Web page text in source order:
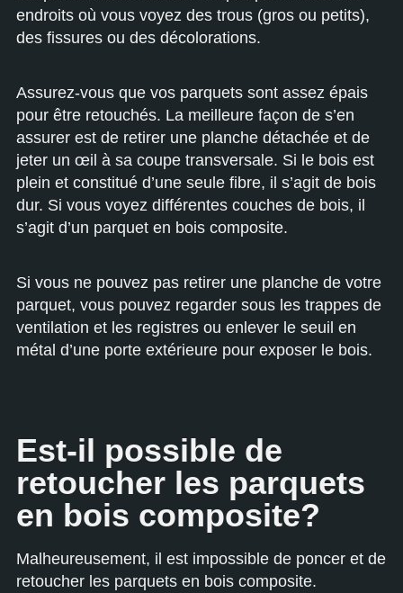
endroits où vous voyez des trous (gros ou petits),
des fissures ou des décolorations.
Assurez-vous que vos parquets sont assez épais
pour être retouchés. La meilleure façon de s’en
assurer est de retirer une planche détachée et de
jeter un œil à sa coupe transversale. Si le bois est
plein et constitué d’une seule fibre, il s’agit de bois
dur. Si vous voyez différentes couches de bois, il
s’agit d’un parquet en bois composite.
Si vous ne pouvez pas retirer une planche de votre
parquet, vous pouvez regarder sous les trappes de
ventilation et les registres ou enlever le seuil en
métal d’une porte extérieure pour exposer le bois.
Est-il possible de
retoucher les parquets
en bois composite?
Malheureusement, il est impossible de poncer et de
retoucher les parquets en bois composite.